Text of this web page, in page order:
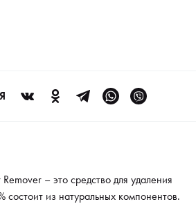
меланин волос, бережно
и не дает ненужного осветления.
шикакай, делающее волосы более
Также средство содержит хну,
– это средство для удаления
состоит из натуральных компонентов.